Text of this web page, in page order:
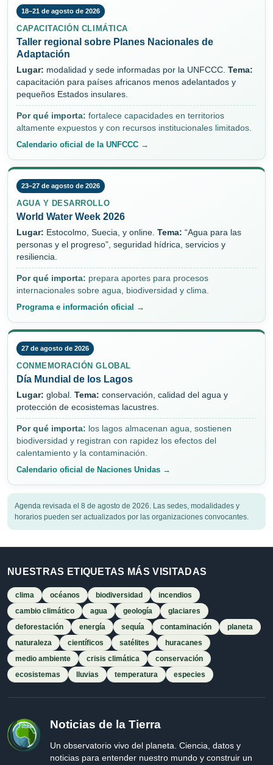
18–21 de agosto de 2026
CAPACITACIÓN CLIMÁTICA
Taller regional sobre Planes Nacionales de
Adaptación
Lugar: modalidad y sede informadas por la UNFCCC. Tema:
capacitación para países africanos menos adelantados y
pequeños Estados insulares.
Por qué importa: fortalece capacidades en territorios
altamente expuestos y con recursos institucionales limitados.
Calendario oficial de la UNFCCC →
23–27 de agosto de 2026
AGUA Y DESARROLLO
World Water Week 2026
Lugar: Estocolmo, Suecia, y online. Tema: “Agua para las
personas y el progreso”, seguridad hídrica, servicios y
resiliencia.
Por qué importa: prepara aportes para procesos
internacionales sobre agua, biodiversidad y clima.
Programa e información oficial →
27 de agosto de 2026
CONMEMORACIÓN GLOBAL
Día Mundial de los Lagos
Lugar: global. Tema: conservación, calidad del agua y
protección de ecosistemas lacustres.
Por qué importa: los lagos almacenan agua, sostienen
biodiversidad y registran con rapidez los efectos del
calentamiento y la contaminación.
Calendario oficial de Naciones Unidas →
Agenda revisada el 8 de agosto de 2026. Las sedes, modalidades y
horarios pueden ser actualizados por las organizaciones convocantes.
NUESTRAS ETIQUETAS MÁS VISITADAS
clima océanos biodiversidad
incendios
cambio climático
agua geología
glaciares
deforestación
energía sequía contaminación
planeta
naturaleza
científicos satélites
huracanes
medio ambiente
crisis climática
conservación
ecosistemas
lluvias temperatura especies
Noticias de la Tierra
Un observatorio vivo del planeta. Ciencia, datos y
noticias para entender nuestro mundo y construir un